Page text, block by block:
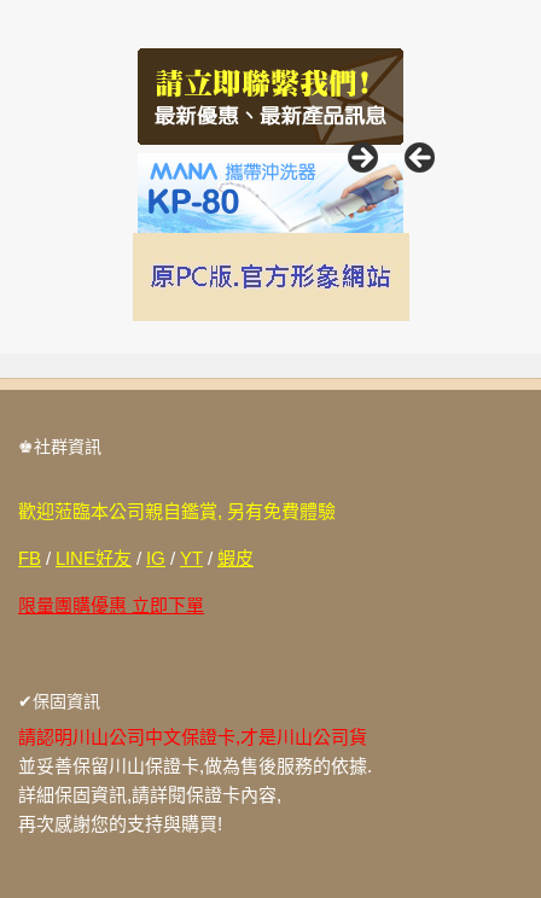
♚社群資訊
歡迎蒞臨本公司親自鑑賞, 另有免費體驗
FB / LINE好友 / IG / YT / 蝦皮
限量團購優惠 立即下單
✔保固資訊
請認明川山公司中文保證卡,才是川山公司貨
並妥善保留川山保證卡,做為售後服務的依據.
詳細保固資訊,請詳閱保證卡內容,
再次感謝您的支持與購買!